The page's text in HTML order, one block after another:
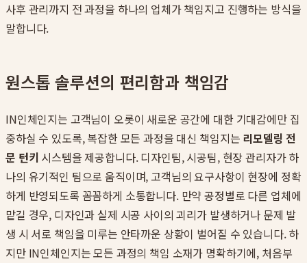
사후 관리까지 전 과정을 하나의 업체가 책임지고 진행하는 방식을
말합니다.
원스톱 솔루션의 편리함과 책임감
IN인체인지는 고객님이 오롯이 새로운 공간에 대한 기대감에만 집
중하실 수 있도록, 복잡한 모든 과정을 대신 책임지는 리모델링 전
문 턴키 시스템을 제공합니다. 디자인팀, 시공팀, 현장 관리자가 하
나의 유기적인 팀으로 움직이며, 고객님의 요구사항이 현장에 정확
하게 반영되도록 꼼꼼하게 소통합니다. 만약 공정별로 다른 업체에
맡길 경우, 디자인과 실제 시공 사이의 괴리가 발생하거나 문제 발
생 시 서로 책임을 미루는 안타까운 상황이 벌어질 수 있습니다. 하
지만 IN인체인지는 모든 과정의 책임 소재가 명확하기에, 처음부